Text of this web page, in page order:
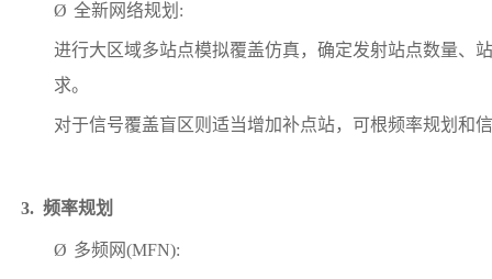
Ø 全新网络规划 :
进行大区域多站点模拟覆盖仿真，确定发射站点数量、
求。
对于信号覆盖盲区则适当增加补点站，可根频率规划和
3. 频率规划
Ø 多频网(MFN):